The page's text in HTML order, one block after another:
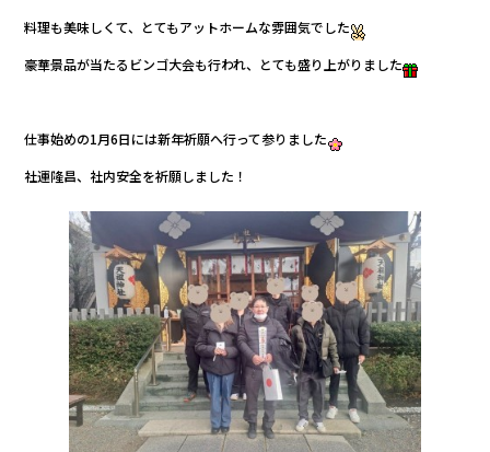
料理も美味しくて、とてもアットホームな雰囲気でした
豪華景品が当たるビンゴ大会も行われ、とても盛り上がりました
仕事始めの1月6日には新年祈願へ行って参りました
社運隆昌、社内安全を祈願しました！